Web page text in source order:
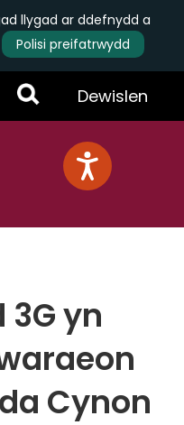
llygad ar ddefnydd a
Polisi preifatrwydd
Toggle
Menu
Dewislen
yn
Cynon